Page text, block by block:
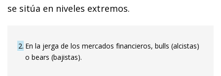
se sitúa en niveles extremos.
2 En la jerga de los mercados financieros, bulls (alcistas)
o bears (bajistas).